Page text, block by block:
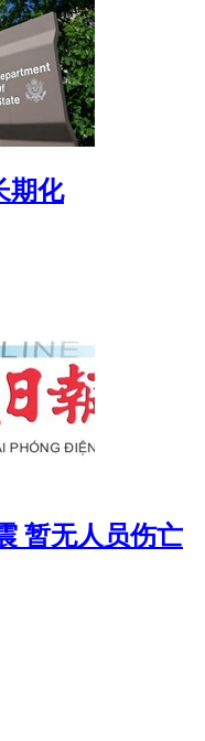
期化
暂无人员伤亡